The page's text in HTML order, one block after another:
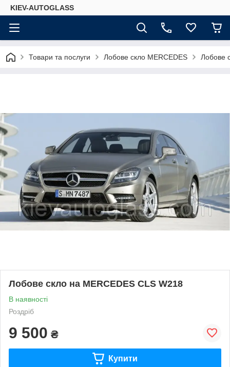
KIEV-AUTOGLASS
Товари та послуги Лобове скло MERCEDES Лобове
Лобове скло на MERCEDES CLS W218
В наявності
Роздріб
9 500 ₴
Купити